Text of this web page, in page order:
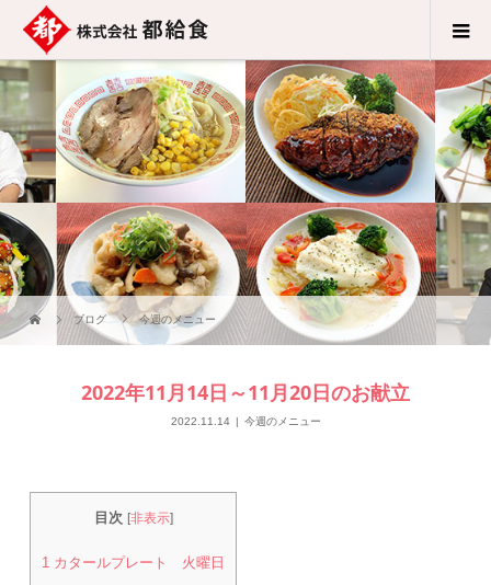
ブログ 今週のメニュー
2022年11月14日～11月20日のお献立
2022.11.14 今週のメニュー
目次 [非表示]
1 カタールプレート 火曜日